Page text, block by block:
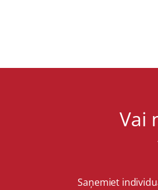
Vai
Saņemiet